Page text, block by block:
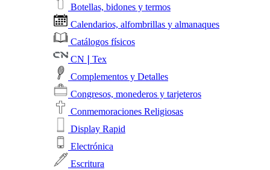
Botellas, bidones y termos
Calendarios, alfombrillas y almanaques
Catálogos físicos
CN❘Tex
Complementos y Detalles
Congresos, monederos y tarjeteros
Conmemoraciones Religiosas
Display Rapid
Electrónica
Escritura